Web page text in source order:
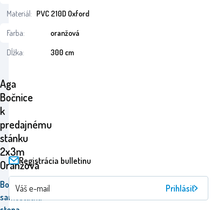
Aga
Bočnice
k
predajnému
stánku
2x3m
Oranžová
Bočná
samostatná
Materiál: PVC 210D Oxford
Farba:
oranžová
Dĺžka:
300 cm
Registrácia bulletinu
Prihlásiť